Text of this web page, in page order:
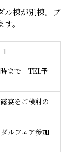
ル棟が別棟。ブ
。
1
まで　TEL予
宴をご検討の
ルフェア参加